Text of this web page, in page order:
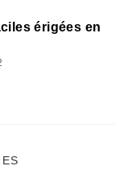
érigées en